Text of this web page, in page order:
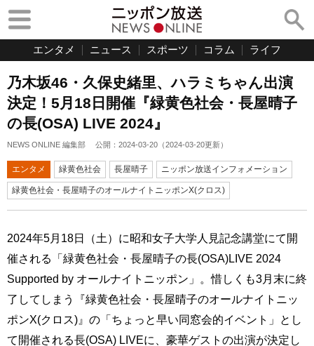
エンタメ ニュース スポーツ コラム ライフ
乃木坂46・久保史緒里、ハラミちゃん出演
決定！5月18日開催『緑黄色社会・長屋晴子
の長(OSA) LIVE 2024』
NEWS ONLINE 編集部 公開： 2024-03-20 （2024-03-20更新）
エンタメ 緑黄色社会 長屋晴子 ニッポン放送インフォメーション
緑黄色社会・長屋晴子のオールナイトニッポンX(クロス)
2024年5月18日（土）に昭和女子大学人見記念講堂にて開
催される「緑黄色社会・長屋晴子の長(OSA)LIVE 2024
Supported by オールナイトニッポン」。惜しくも3月末に終
了してしまう『緑黄色社会・長屋晴子のオールナイトニッ
ポンX(クロス)』の「ちょっと早い同窓会的イベント」とし
て開催される長(OSA) LIVEに、豪華ゲストの出演が決定し